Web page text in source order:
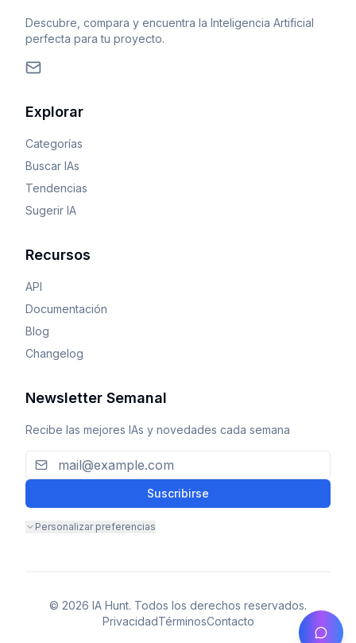
Descubre, compara y encuentra la Inteligencia Artificial
perfecta para tu proyecto.
Explorar
Categorías
Buscar IAs
Tendencias
Sugerir IA
Recursos
API
Documentación
Blog
Changelog
Newsletter Semanal
Recibe las mejores IAs y novedades cada semana
Suscribirse
Personalizar preferencias
© 2026 IA Hunt. Todos los derechos reservados.
PrivacidadTérminosContacto